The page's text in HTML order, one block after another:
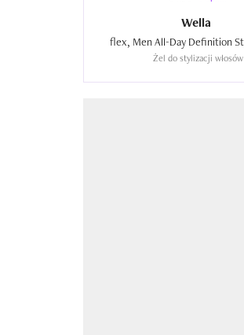
Wella
Żel do stylizacji włosów